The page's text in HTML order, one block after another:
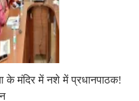
के मंदिर में नशे में प्रधानपाठक!